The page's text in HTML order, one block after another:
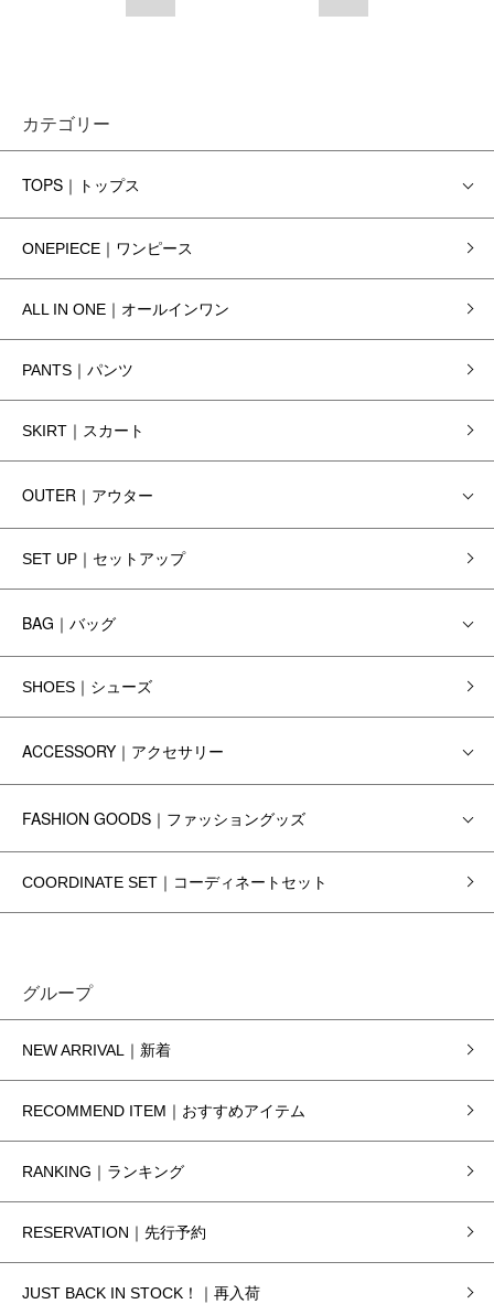
カテゴリー
TOPS｜トップス
ONEPIECE｜ワンピース
ALL IN ONE｜オールインワン
PANTS｜パンツ
SKIRT｜スカート
OUTER｜アウター
SET UP｜セットアップ
BAG｜バッグ
SHOES｜シューズ
ACCESSORY｜アクセサリー
FASHION GOODS｜ファッショングッズ
COORDINATE SET｜コーディネートセット
グループ
NEW ARRIVAL｜新着
RECOMMEND ITEM｜おすすめアイテム
RANKING｜ランキング
RESERVATION｜先行予約
JUST BACK IN STOCK！｜再入荷